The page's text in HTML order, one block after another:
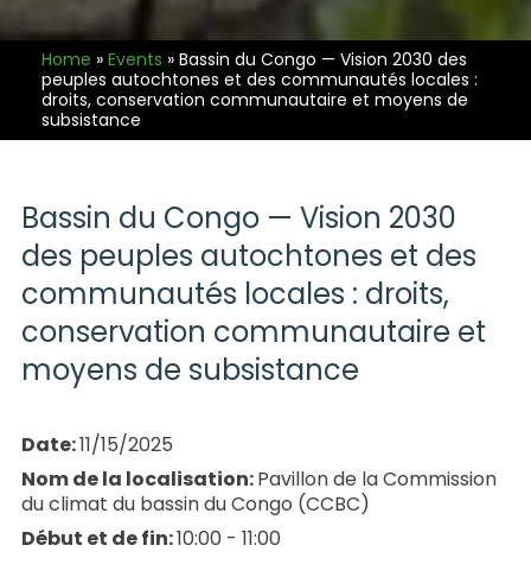
Home » Events » Bassin du Congo — Vision 2030 des
peuples autochtones et des communautés locales :
droits, conservation communautaire et moyens de
subsistance
Bassin du Congo — Vision 2030
des peuples autochtones et des
communautés locales : droits,
conservation communautaire et
moyens de subsistance
Date:11/15/2025
Nom de la localisation:Pavillon de la Commission
du climat du bassin du Congo (CCBC)
Début et de fin:10:00 - 11:00